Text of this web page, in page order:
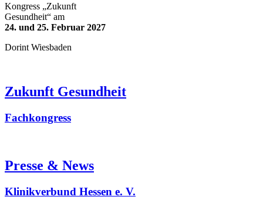
Kongress „Zukunft
Gesundheit“ am
24. und 25. Februar 2027
Dorint Wiesbaden
Zukunft Gesundheit
Fachkongress
Presse & News
Klinikverbund Hessen e. V.